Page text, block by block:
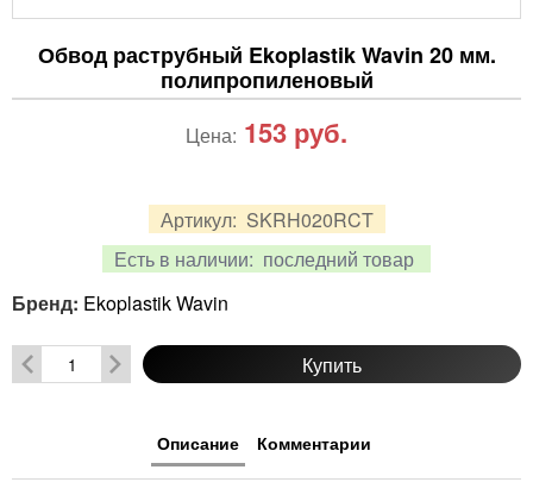
Обвод раструбный Ekoplastik Wavin 20 мм.
полипропиленовый
Артикул: SKRH020RCT
Есть в наличии: последний товар
Цена: 153 руб.
Бренд: Ekoplastik Wavin
Купить
Описание Комментарии